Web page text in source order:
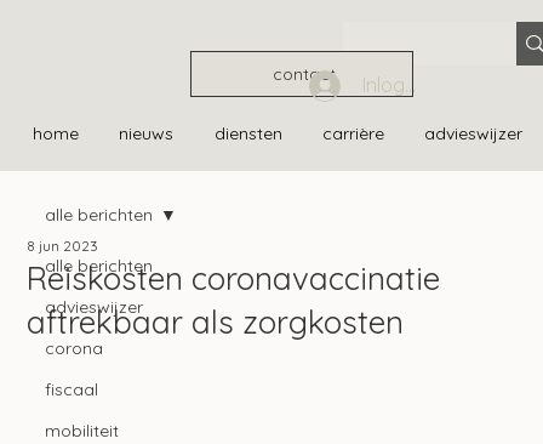
contact
home nieuws diensten carrière advieswijzer
Inloggen
alle berichten
advieswijzer
corona
fiscaal
mobiliteit
alle berichten
Reiskosten coronavaccinatie
aftrekbaar als zorgkosten
8 jun 2023